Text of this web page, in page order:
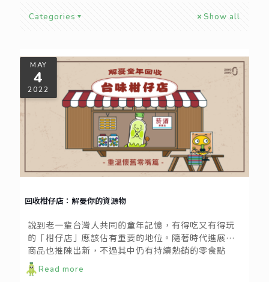
Categories Show all
MAY
4
2022
回收柑仔店：解憂你的資源物
說到老一輩台灣人共同的童年記憶，有得吃又有得玩
的「柑仔店」應該佔有重要的地位。隨著時代進展，
商品也推陳出新，不過其中仍有持續熱銷的零食點
心，在台灣人心中寫下屹立不搖的地位。現在就來回
顧這些經典不敗的好滋味吧！
Read more